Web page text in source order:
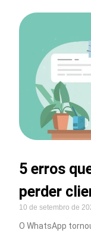
5 erros
perder
10 de setembro de
O WhatsApp